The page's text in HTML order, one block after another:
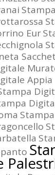
Stampa
Eur
Appia
Stampa